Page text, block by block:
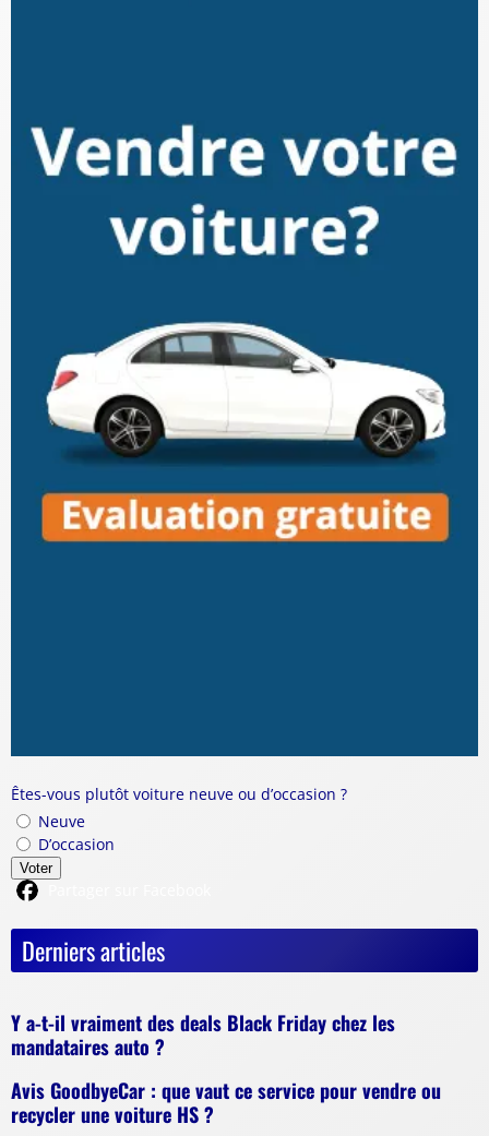
Êtes-vous plutôt voiture neuve ou d’occasion ?
Neuve
D’occasion
Voter
Derniers articles
Y a-t-il vraiment des deals Black Friday chez les
mandataires auto ?
Avis GoodbyeCar : que vaut ce service pour vendre ou
recycler une voiture HS ?